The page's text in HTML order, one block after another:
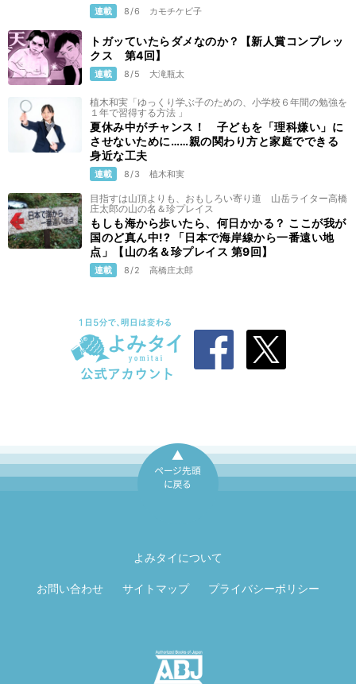
連載 8/6 カモチケビ子
トガッていたらダメなのか？【新人賞コンプレッ
クス 第4回】
連載 8/5 大滝瓶太
植木和実「ゆっくり学ぶ子のための、小学校６年間の勉強を
１年で習得する方法 」
夏休み中がチャンス！ 子どもを「理科嫌い」に
させないために……親の関わり方と家庭でできる
身近な工夫
連載 8/3 植木和実
目指すは山頂よりも、おもしろい寄り道 山岳ライター高橋
庄太郎の山の名＆珍プレイス
もしも海から歩いたら、何日かかる？ ここが我が
国のど真ん中!? 「日本で海岸線から一番遠い地
点」【山の名＆珍プレイス 第9回】
連載 8/2 高橋庄太郎
よみタイについて
お問い合わせ サイトマップ プライバシーポリシー